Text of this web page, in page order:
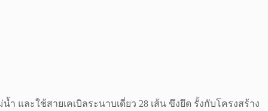
ละใช้สายเคเบิลระนาบเดี่ยว 28 เส้น ขึงยึด รั้งกับโครงสร้าง